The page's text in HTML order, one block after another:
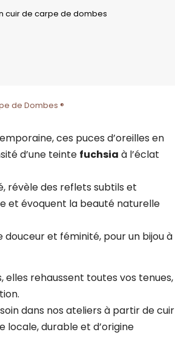
cuir de carpe de dombes
de Dombes ®
ces puces d’oreilles en
d’une teinte fuchsia à l’éclat
révèle des reflets subtils et
et évoquent la beauté naturelle
et féminité, pour un bijou à
elles rehaussent toutes vos tenues,
dans nos ateliers à partir de cuir
locale, durable et d’origine